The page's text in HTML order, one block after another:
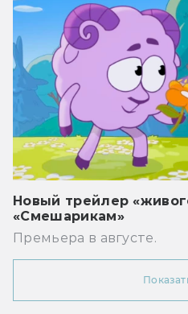
Новый трейлер
«Смешарикам»
Премьера в августе.